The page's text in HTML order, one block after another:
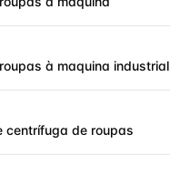
à maquina industrial
centrífuga de roupas